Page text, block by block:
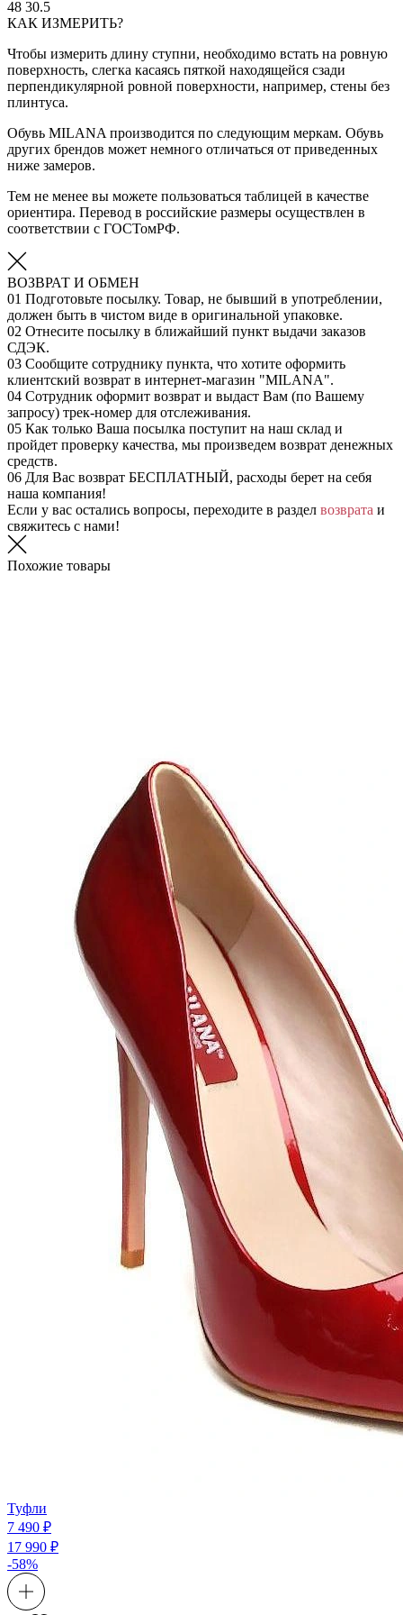
48 30.5
КАК ИЗМЕРИТЬ?
Чтобы измерить длину ступни, необходимо встать на ровную
поверхность, слегка касаясь пяткой находящейся сзади
перпендикулярной ровной поверхности, например, стены без
плинтуса.
Обувь MILANA производится по следующим меркам. Обувь
других брендов может немного отличаться от приведенных
ниже замеров.
Тем не менее вы можете пользоваться таблицей в качестве
ориентира. Перевод в российские размеры осуществлен в
соответствии с ГОСТомРФ.
ВОЗВРАТ И ОБМЕН
01 Подготовьте посылку. Товар, не бывший в употреблении,
должен быть в чистом виде в оригинальной упаковке.
02 Отнесите посылку в ближайший пункт выдачи заказов
СДЭК.
03 Сообщите сотруднику пункта, что хотите оформить
клиентский возврат в интернет-магазин "MILANA".
04 Сотрудник оформит возврат и выдаст Вам (по Вашему
запросу) трек-номер для отслеживания.
05 Как только Ваша посылка поступит на наш склад и
пройдет проверку качества, мы произведем возврат денежных
средств.
06 Для Вас возврат БЕСПЛАТНЫЙ, расходы берет на себя
наша компания!
Если у вас остались вопросы, переходите в раздел возврата и
свяжитесь с нами!
Похожие товары
Туфли
7 490 ₽
17 990 ₽
-58%